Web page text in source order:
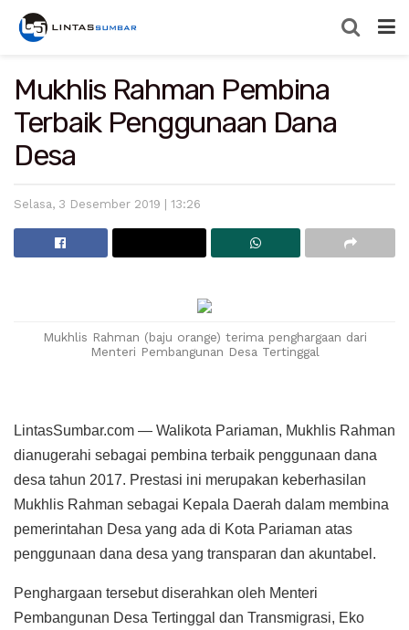
Mukhlis Rahman Pembina
Terbaik Penggunaan Dana
Desa
Selasa, 3 Desember 2019 | 13:26
Mukhlis Rahman (baju orange) terima penghargaan dari
Menteri Pembangunan Desa Tertinggal
LintasSumbar.com — Walikota Pariaman, Mukhlis Rahman
dianugerahi sebagai pembina terbaik penggunaan dana
desa tahun 2017. Prestasi ini merupakan keberhasilan
Mukhlis Rahman sebagai Kepala Daerah dalam membina
pemerintahan Desa yang ada di Kota Pariaman atas
penggunaan dana desa yang transparan dan akuntabel.
Penghargaan tersebut diserahkan oleh Menteri
Pembangunan Desa Tertinggal dan Transmigrasi, Eko